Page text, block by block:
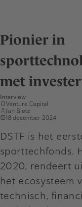
Pionier in
met
Interview
Venture Capital
Jan Bletz
18 december 2024
DSTF is het
sporttechfonds.
2020, rendeert
het ecosysteem
technisch,